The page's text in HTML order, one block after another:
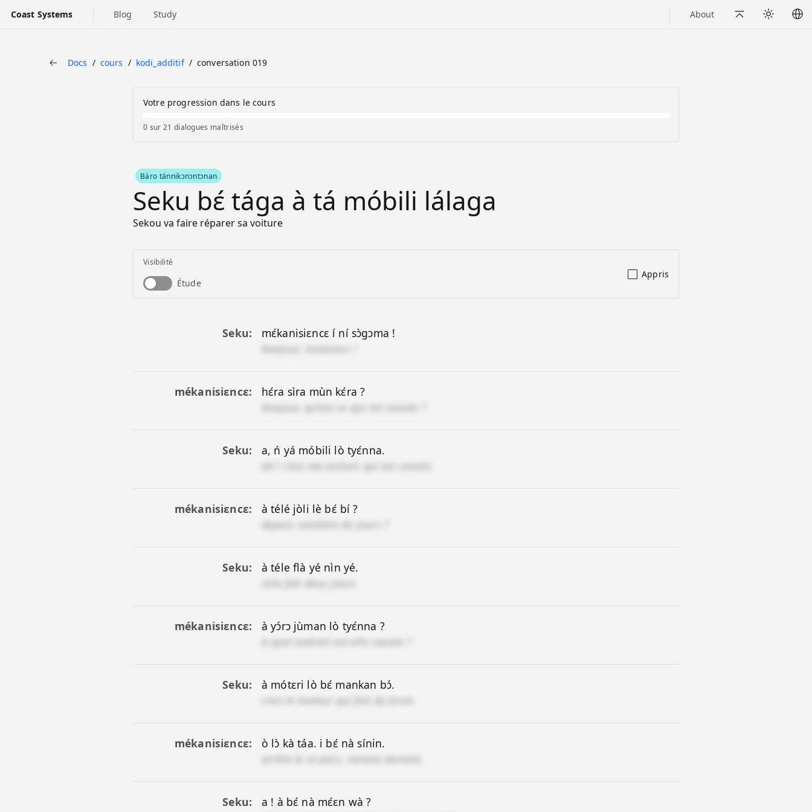
Coast Systems Blog Study About
Docs cours kodi_additif conversation 019
Votre progression dans le cours
0 sur 21 dialogues maîtrisés
Bàro tánnikɔnɔntɔnan
Seku bɛ́ tága à tá móbili lálaga
Sekou va faire réparer sa voiture
Visibilité
Étude
Appris
Seku
mɛ́kanisiɛncɛ í ní sɔ̀gɔma !
bonjour, monsieur !
mékanisiɛncɛ
hɛ́ra sìra mùn kɛ́ra ?
bonjour, qu'est-ce qui est cassée ?
Seku
a, ń yá móbili lò tyɛ́nna.
ah ! c'est ma voiture qui est cassée.
mékanisiɛncɛ
à télé jòli lè bɛ́ bí ?
depuis combien de jours ?
Seku
à téle flà yé nìn yé.
cela fait deux jours.
mékanisiɛncɛ
à yɔ́rɔ jùman lò tyɛ́nna ?
à quel endroit est-elle cassée ?
Seku
à mótɛri lò bɛ́ mankan bɔ́.
c'est le moteur qui fait du bruit.
mékanisiɛncɛ
ò lɔ̀ kà táa. i bɛ́ nà sínin.
arrête-le et pars, reviens demain.
Seku
a ! à bɛ́ nà mɛ́ɛn wà ?